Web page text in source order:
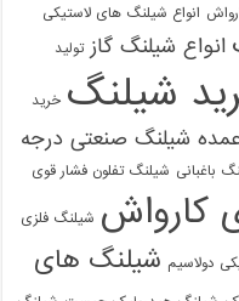
انواع شیلنگ های لاستیکی
انواع شیلنگ گاز تولید
شیلنگ خرید
شیلنگ صنعتی درجه
باغبانی شیلنگ تفلون فشار قوی
کارواش شیلنگ فلزی
دولاسیم شیلنگ های